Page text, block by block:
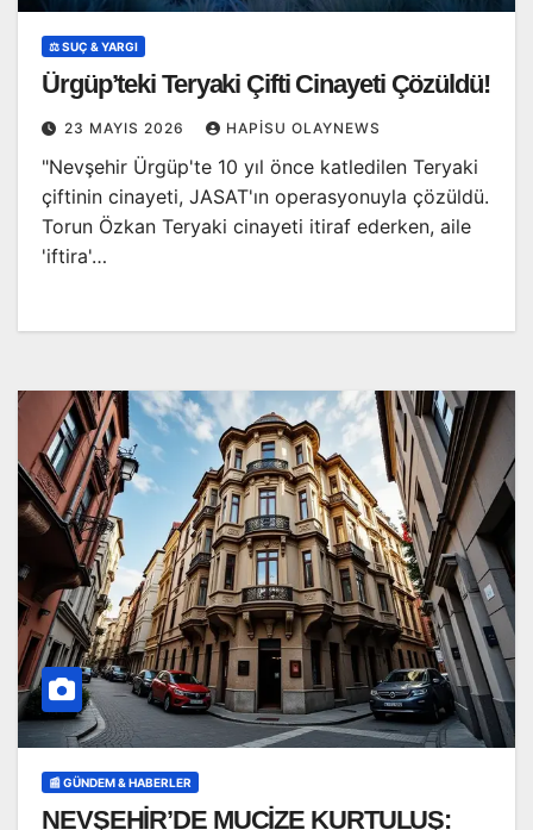
⚖️ SUÇ & YARGI
Ürgüp’teki Teryaki Çifti Cinayeti Çözüldü!
23 MAYIS 2026 HAPISU OLAYNEWS
"Nevşehir Ürgüp'te 10 yıl önce katledilen Teryaki
çiftinin cinayeti, JASAT'ın operasyonuyla çözüldü.
Torun Özkan Teryaki cinayeti itiraf ederken, aile
'iftira'…
📰 GÜNDEM & HABERLER
NEVŞEHİR’DE MUCİZE KURTULUŞ: